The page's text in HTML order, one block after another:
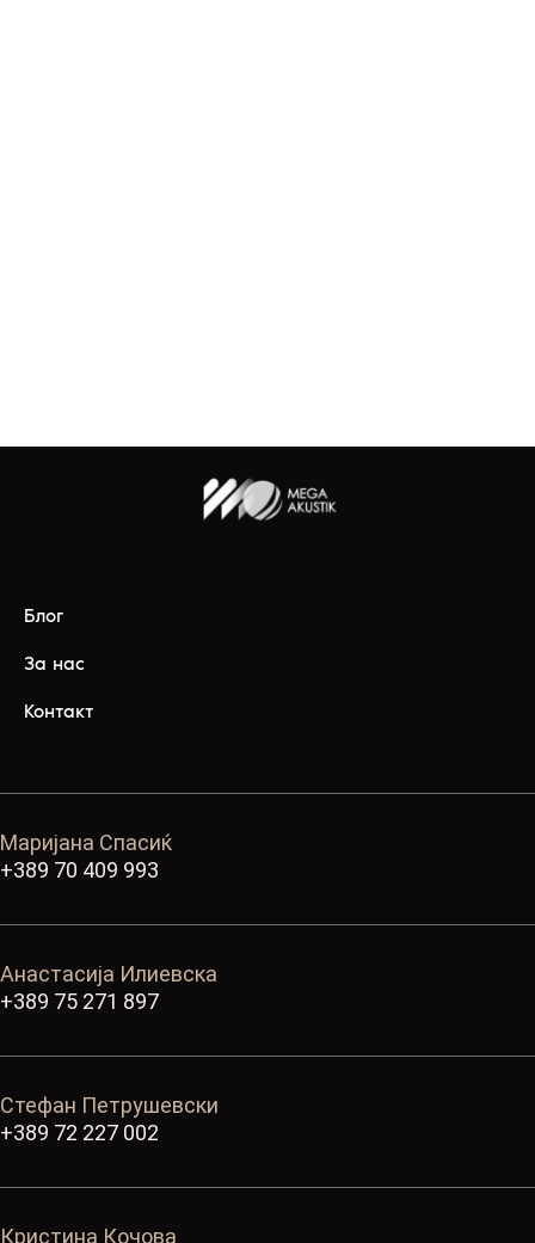
Блог
За нас
Контакт
Маријана Спасиќ
+389 70 409 993
Анастасија Илиевска
+389 75 271 897
Стефан Петрушевски
+389 72 227 002
Кристина Кочова